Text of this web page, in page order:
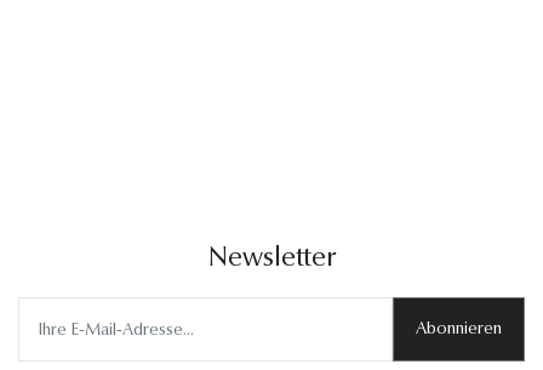
Newsletter
Abonnieren